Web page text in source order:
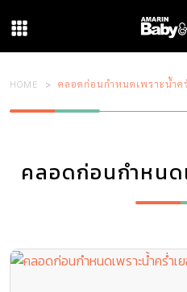
HOME คลอดก่อนกำหนดเพราะน้ำค
คลอดก่อนกำหนด